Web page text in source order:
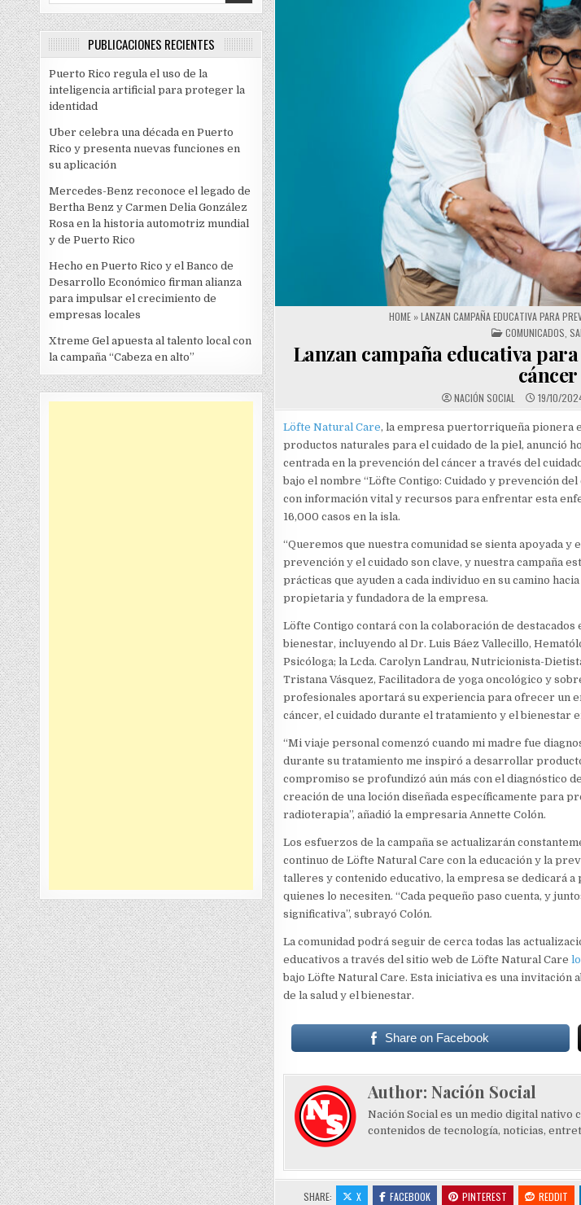
HOME»LANZAN CAMPAÑA EDUCATIVA PARA
POSTED IN
COMUNICADOS
Lanzan campaña educativa
cáncer
NACIÓN SOCIAL 19/10/
Löfte Natural Care, la empresa puertorriqueña pionera
productos naturales para el cuidado de la piel, anunció
centrada en la prevención del cáncer a través del
bajo el nombre “Löfte Contigo: Cuidado y prevención
con información vital y recursos para enfrentar esta
16,000 casos en la isla.
“Queremos que nuestra comunidad se sienta apoyada
prevención y el cuidado son clave, y nuestra campaña
prácticas que ayuden a cada individuo en su camino
propietaria y fundadora de la empresa.
Löfte Contigo contará con la colaboración de
bienestar, incluyendo al Dr. Luis Báez Vallecillo,
Psicóloga; la Lcda. Carolyn Landrau, Nutricionista-
Tristana Vásquez, Facilitadora de yoga oncológico y
profesionales aportará su experiencia para ofrecer un
cáncer, el cuidado durante el tratamiento y el bienestar
“Mi viaje personal comenzó cuando mi madre fue
durante su tratamiento me inspiró a desarrollar
compromiso se profundizó aún más con el diagnóstico
creación de una loción diseñada específicamente para
radioterapia”, añadió la empresaria Annette Colón.
Los esfuerzos de la campaña se actualizarán
continuo de Löfte Natural Care con la educación y la
talleres y contenido educativo, la empresa se dedicará
quienes lo necesiten. “Cada pequeño paso cuenta, y
significativa”, subrayó Colón.
La comunidad podrá seguir de cerca todas las
educativos a través del sitio web de Löfte Natural Care
bajo Löfte Natural Care. Esta iniciativa es una
de la salud y el bienestar.
Share on Facebook
Author: Nación Social
Nación Social es un medio digital nativo
contenidos de tecnología, noticias,
SHARE: X FACEBOOK PINTEREST REDDIT
PUBLICACIONES RECIENTES
Puerto Rico regula el uso de la
inteligencia artificial para proteger la
identidad
Uber celebra una década en Puerto
Rico y presenta nuevas funciones en
su aplicación
Mercedes-Benz reconoce el legado de
Bertha Benz y Carmen Delia González
Rosa en la historia automotriz mundial
y de Puerto Rico
Hecho en Puerto Rico y el Banco de
Desarrollo Económico firman alianza
para impulsar el crecimiento de
empresas locales
Xtreme Gel apuesta al talento local con
la campaña “Cabeza en alto”